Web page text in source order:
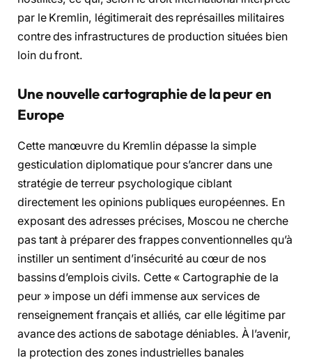
par le Kremlin, légitimerait des représailles militaires
contre des infrastructures de production situées bien
loin du front.
Une nouvelle cartographie de la peur en
Europe
Cette manœuvre du Kremlin dépasse la simple
gesticulation diplomatique pour s’ancrer dans une
stratégie de terreur psychologique ciblant
directement les opinions publiques européennes. En
exposant des adresses précises, Moscou ne cherche
pas tant à préparer des frappes conventionnelles qu’à
instiller un sentiment d’insécurité au cœur de nos
bassins d’emplois civils. Cette « Cartographie de la
peur » impose un défi immense aux services de
renseignement français et alliés, car elle légitime par
avance des actions de sabotage déniables. À l’avenir,
la protection des zones industrielles banales